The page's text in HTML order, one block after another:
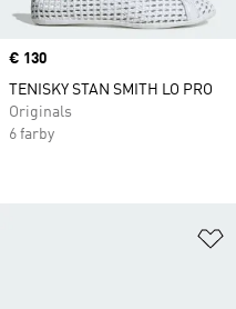
Price
€ 130
TENISKY STAN SMITH LO PRO
Originals
6 farby